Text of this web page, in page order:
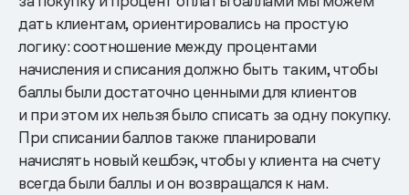
дать клиентам, ориентировались на простую
логику: соотношение между процентами
начисления и списания должно быть таким, чтобы
баллы были достаточно ценными для клиентов
и при этом их нельзя было списать за одну покупку.
При списании баллов также планировали
начислять новый кешбэк, чтобы у клиента на счету
всегда были баллы и он возвращался к нам.